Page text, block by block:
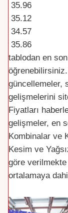
35.96
35.12
34.57
35.86
tablodan en
güncellemeler,
gelişmelerini
Fiyatları
gelişmeler, en
Kombinalar ve
Kesim ve
göre
ortalamaya